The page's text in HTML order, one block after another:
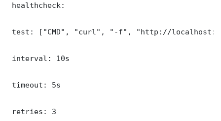
healthcheck:
test: ["CMD", "curl", "-f", "http://
interval: 10s
timeout: 5s
retries: 3